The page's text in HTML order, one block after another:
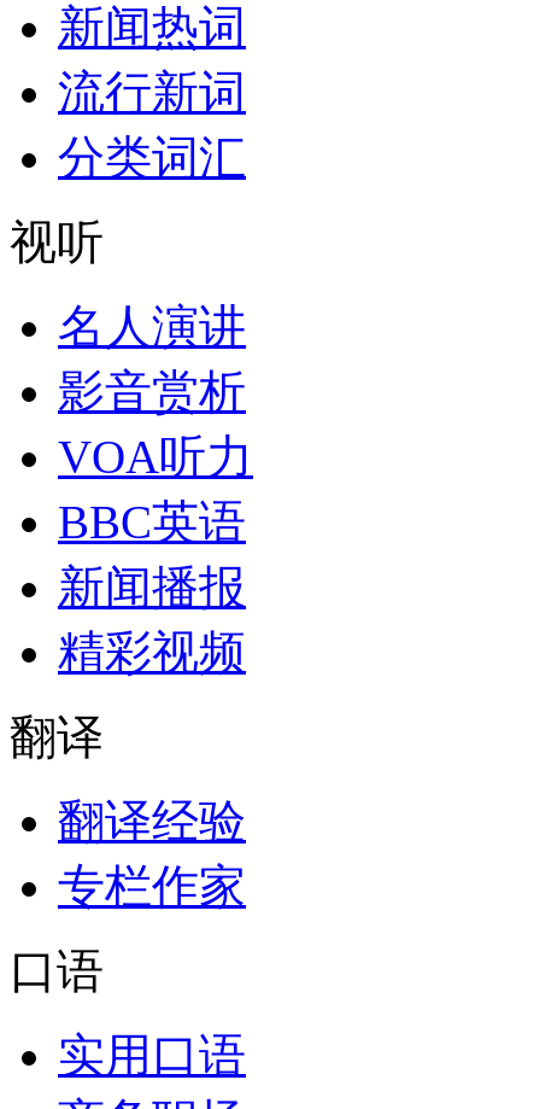
新闻热词
流行新词
分类词汇
视听
名人演讲
影音赏析
VOA听力
BBC英语
新闻播报
精彩视频
翻译
翻译经验
专栏作家
口语
实用口语